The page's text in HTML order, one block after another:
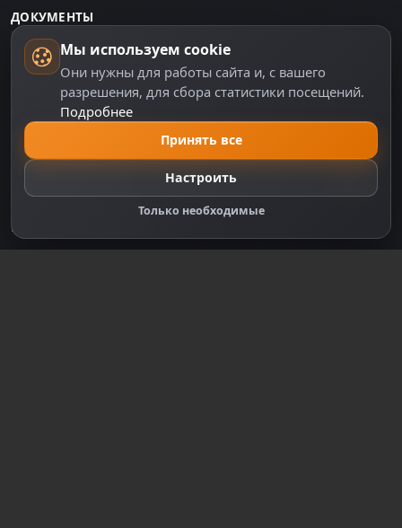
ДОКУМЕНТЫ
Пользовательское соглашение
Политика персональных данных
Правила оплаты
Настройки cookie
Правообладателям
Правила сообщества
Мы используем cookie
Они нужны для работы сайта и, с вашего
разрешения, для сбора статистики посещений.
Подробнее
Принять все
Настроить
Только необходимые